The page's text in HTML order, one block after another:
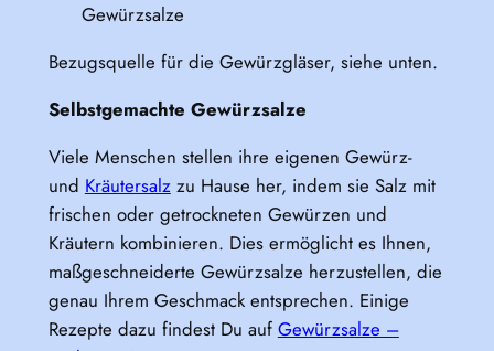
Gewürzsalze
Bezugsquelle für die Gewürzgläser, siehe unten.
Selbstgemachte Gewürzsalze
Viele Menschen stellen ihre eigenen Gewürz-
und Kräutersalzzu Hause her, indem sie Salz mit
frischen oder getrockneten Gewürzen und
Kräutern kombinieren. Dies ermöglicht es Ihnen,
maßgeschneiderte Gewürzsalze herzustellen, die
genau Ihrem Geschmack entsprechen. Einige
Rezepte dazu findest Du auf Gewürzsalze –